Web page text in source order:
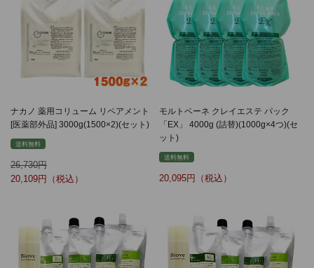
ナカノ 薬用コリューム リペアメント
[医薬部外品] 3000g(1500×2)(セット)
送料無料
26,730
20,109
モルトベーネ クレイエステ パック
「EX」 4000g (詰替)(1000g×4つ)(セ
ット)
送料無料
20,095